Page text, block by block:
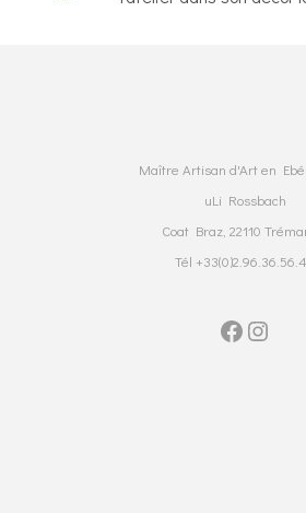
Maître Artisan d'Art en
uLi Rossbach
Coat Braz, 22110
Tél